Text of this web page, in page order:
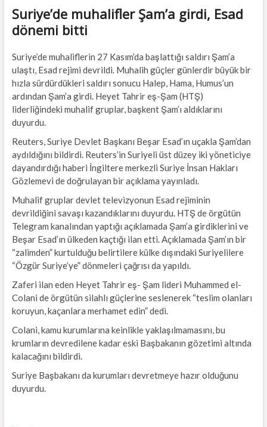
Suriye’de muhalifler Şam’a girdi, Esad
dönemi bitti
Suriye’de muhaliflerin 27 Kasım’da başlattığı saldırı Şam’a
ulaştı, Esad rejimi devrildi. Muhalih güçler günlerdir büyük bir
hızla sürdürdükleri saldırı sonucu Halep, Hama, Humus’un
ardından Şam’a girdi. Heyet Tahrir eş-Şam (HTŞ)
liderliğindeki muhalif gruplar, başkent Şam’ı aldıklarını
duyurdu.
Reuters, Suriye Devlet Başkanı Beşar Esad’ın uçakla Şam’dan
aydıldığını bildirdi. Reuters’in Suriyeli üst düzey iki yöneticiye
dayandırdığı haberi İngiltere merkezli Suriye İnsan Hakları
Gözlemevi de doğrulayan bir açıklama yayınladı.
Muhalif gruplar devlet televizyonun Esad rejiminin
devrildiğini savaşı kazandıklarını duyurdu. HTŞ de örgütün
Telegram kanalından yaptığı açıklamada Şam’a girdiklerini ve
Beşar Esad’ın ülkeden kaçtığı ilan etti. Açıklamada Şam’ın bir
“zalimden” kurtulduğu belirtilere külke dışındaki Suriyelilere
“Özgür Suriye’ye” dönmeleri çağrısı da yapıldı.
Zaferi ilan eden Heyet Tahrir eş- Şam lideri Muhammed el-
Colani de örgütün silahlı güçlerine seslenerek “teslim olanları
koruyun, kaçanlara merhamet edin” dedi.
Colani, kamu kurumlarına keinlikle yaklaşılmamasını, bu
krumların devredilene kadar eski Başbakanın gözetimi altında
kalacağını bildirdi.
Suriye Başbakanı da kurumları devretmeye hazır olduğunu
duyurdu.